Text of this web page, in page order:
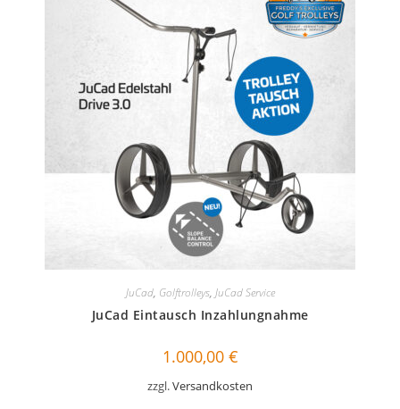
JuCad, Golftrolleys, JuCad Service
JuCad Eintausch Inzahlungnahme
1.000,00 €
zzgl.Versandkosten